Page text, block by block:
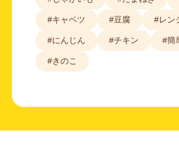
#キャベツ #豆腐 #レン
#にんじん #チキン #簡
#きのこ